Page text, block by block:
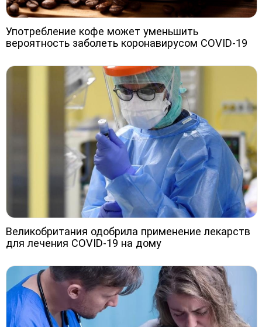
Употребление кофе может уменьшить
вероятность заболеть коронавирусом COVID-19
Великобритания одобрила применение лекарств
для лечения COVID-19 на дому